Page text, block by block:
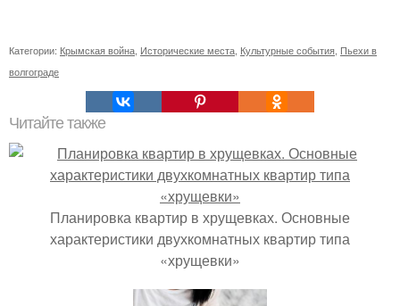
Категории: Крымская война Исторические места Культурные события Пьехи в
волгограде
Читайте также
Планировка квартир в хрущевках. Основные
характеристики двухкомнатных квартир типа
«хрущевки»